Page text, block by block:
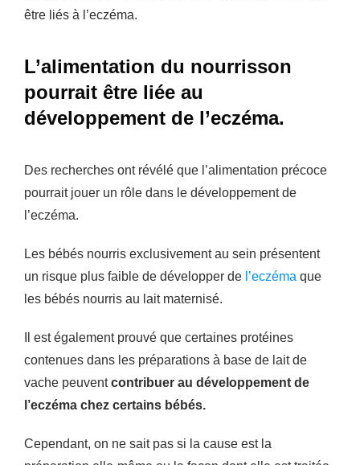
être liés à l’eczéma.
L’alimentation du nourrisson
pourrait être liée au
développement de l’eczéma.
Des recherches ont révélé que l’alimentation précoce
pourrait jouer un rôle dans le développement de
l’eczéma.
Les bébés nourris exclusivement au sein présentent
un risque plus faible de développer de l’eczéma que
les bébés nourris au lait maternisé.
Il est également prouvé que certaines protéines
contenues dans les préparations à base de lait de
vache peuventcontribuer au développement de
l’eczéma chez certains bébés.
Cependant, on ne sait pas si la cause est la